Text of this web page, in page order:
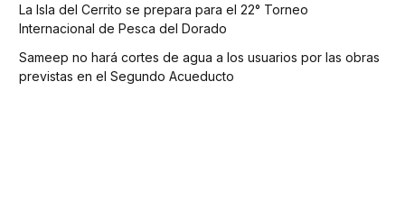
La Isla del Cerrito se prepara para el 22° Torneo
Internacional de Pesca del Dorado
Sameep no hará cortes de agua a los usuarios por las obras
previstas en el Segundo Acueducto